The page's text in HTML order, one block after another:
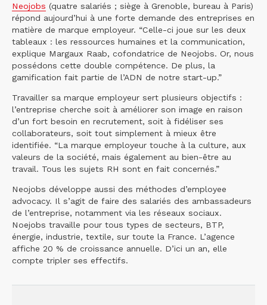
Neojobs (quatre salariés ; siège à Grenoble, bureau à Paris)
répond aujourd’hui à une forte demande des entreprises en
matière de marque employeur. “Celle-ci joue sur les deux
tableaux : les ressources humaines et la communication,
explique Margaux Raab, cofondatrice de Neojobs. Or, nous
possédons cette double compétence. De plus, la
gamification fait partie de l’ADN de notre start-up.”
Travailler sa marque employeur sert plusieurs objectifs :
l’entreprise cherche soit à améliorer son image en raison
d’un fort besoin en recrutement, soit à fidéliser ses
collaborateurs, soit tout simplement à mieux être
identifiée. “La marque employeur touche à la culture, aux
valeurs de la société, mais également au bien-être au
travail. Tous les sujets RH sont en fait concernés.”
Neojobs développe aussi des méthodes d’employee
advocacy. Il s’agit de faire des salariés des ambassadeurs
de l’entreprise, notamment via les réseaux sociaux.
Noejobs travaille pour tous types de secteurs, BTP,
énergie, industrie, textile, sur toute la France. L’agence
affiche 20 % de croissance annuelle. D’ici un an, elle
compte tripler ses effectifs.